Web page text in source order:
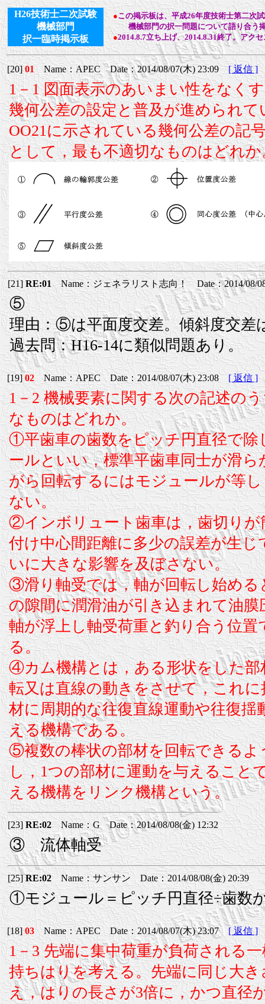
H26技術士二次試験
機械部門
択一臨時掲示板
●この掲示板は、平成26年度技術士第二次
機械部門の択一問題について語り合う掲
●2014.8.7立ち上げ、2014.8.31終了。アク
[20]01Name：APEC Date：2014/08/07(木) 23:09[ 返信 ]
1－1 図面表示のあいまい性をなく
幾何公差の設定と普及が進められて
OO21に示されている幾何公差の記
として，最も不適切なものはどれか
[21]RE:01Name：ジェネラリスト志向！ Date：2014/08/
⑤
理由：⑤は平面度交差。傾斜度交差
過去問：H16-14に類似問題あり。
[19]02 Name：APEC Date：2014/08/07(木) 23:08 [ 返信 ]
1－2 機械要素に関する次の記述の
なものはどれか。
①平歯車の歯数をピッチ円直径で除
ールといい，標準平歯車同士が滑
がら回転するにはモジュールが等
ない。
②インボリュート歯車は，歯切りが
付け中心間距離に多少の誤差が生じ
いに大きな影響を及ぼさない。
③滑り軸受では，軸が回転し始める
の隙間に潤滑油が引き込まれて油膜
軸が浮上し軸受荷重と釣り合う位置
る。
④カム機構とは，ある形状をした部
転又は直線の動きをさせて，これ
材に周期的な往復直線運動や往復揺
える機構である。
⑤複数の棒状の部材を回転できるよ
し，1つの部材に運動を与えること
える機構をリンク機構という。
[23]RE:02Name：G Date：2014/08/08(金) 12:32
③ 流体軸受
[25]RE:02Name：サンサン Date：2014/08/08(金) 20:39
①モジュール＝ピッチ円直径÷歯数
[18]03Name：APEC Date：2014/08/07(木) 23:07 [ 返信 ]
1－3 先端に集中荷重が負荷される
持ちはりを考える。先端に同じ大
え，はりの長さが3倍に，かつ直径